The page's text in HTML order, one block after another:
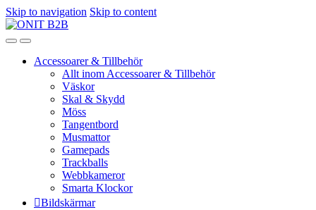
Skip to navigation Skip to content
Accessoarer & Tillbehör
Allt inom Accessoarer & Tillbehör
Väskor
Skal & Skydd
Möss
Tangentbord
Musmattor
Gamepads
Trackballs
Webbkameror
Smarta Klockor
Bildskärmar